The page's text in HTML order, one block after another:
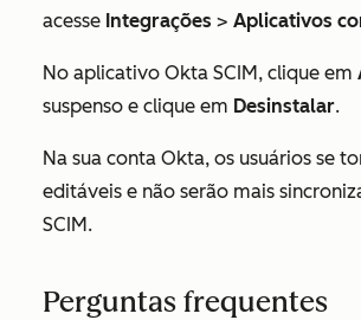
acesse Integrações > Aplicativos
No aplicativo Okta SCIM, clique em
suspenso e clique em Desinstalar.
Na sua conta Okta, os usuários se
editáveis e não serão mais
SCIM.
Perguntas frequentes